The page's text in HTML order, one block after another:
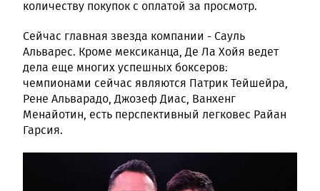
количеству покупок с оплатой за просмотр.
Сейчас главная звезда компании - Сауль
Альварес. Кроме мексиканца, Де Ла Хойя ведет
дела еще многих успешных боксеров:
чемпионами сейчас являются Патрик Тейшейра,
Рене Альварадо, Джозеф Диас, Ванхенг
Менайотин, есть перспективный легковес Райан
Гарсия.